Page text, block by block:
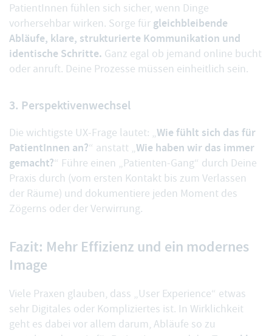
PatientInnen fühlen sich sicher, wenn Dinge
vorhersehbar wirken. Sorge für gleichbleibende
Abläufe, klare, strukturierte Kommunikation und
identische Schritte. Ganz egal ob jemand online bucht
oder anruft. Deine Prozesse müssen einheitlich sein.
3. Perspektivenwechsel
Die wichtigste UX-Frage lautet: „Wie fühlt sich das für
PatientInnen an?“ anstatt „Wie haben wir das immer
gemacht?“ Führe einen „Patienten-Gang“ durch Deine
Praxis durch (vom ersten Kontakt bis zum Verlassen
der Räume) und dokumentiere jeden Moment des
Zögerns oder der Verwirrung.
Fazit: Mehr Effizienz und ein modernes
Image
Viele Praxen glauben, dass „User Experience“ etwas
sehr Digitales oder Kompliziertes ist. In Wirklichkeit
geht es dabei vor allem darum, Abläufe so zu